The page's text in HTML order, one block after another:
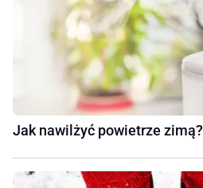
Jak nawilżyć powietrze zimą?